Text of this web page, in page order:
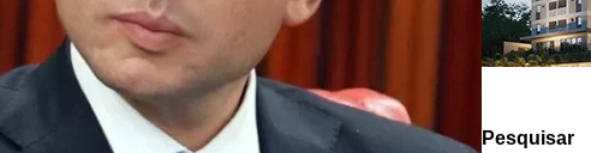
Pesquisar